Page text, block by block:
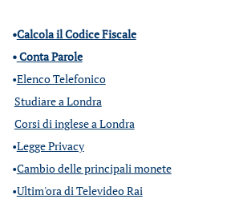
•Calcola il Codice Fiscale
•Conta Parole
•Elenco Telefonico
Studiare a Londra
Corsi di inglese a Londra
•Legge Privacy
•Cambio delle principali monete
•Ultim'ora di Televideo Rai